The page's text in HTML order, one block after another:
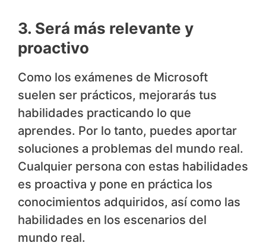
3. Será más relevante y
proactivo
Como los exámenes de Microsoft
suelen ser prácticos, mejorarás tus
habilidades practicando lo que
aprendes. Por lo tanto, puedes aportar
soluciones a problemas del mundo real.
Cualquier persona con estas habilidades
es proactiva y pone en práctica los
conocimientos adquiridos, así como las
habilidades en los escenarios del
mundo real.